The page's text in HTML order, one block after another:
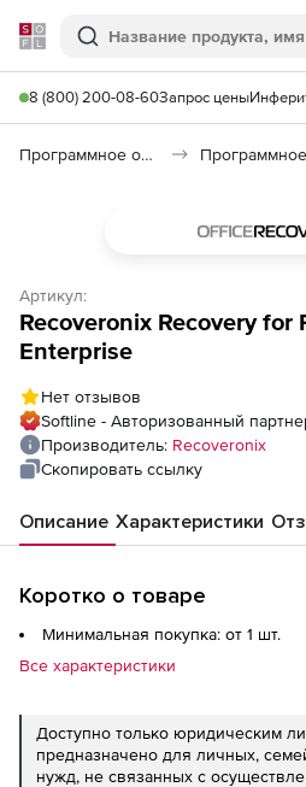
Softline
Поиск
8 (800) 200-08-60Запрос цены
Программное обеспечение для работы с файлами и дисками
Артикул:
Recoveronix Recovery for
Enterprise
Нет отзывов
Softline - Авторизованный
Производитель: Recoveronix
Скопировать ссылку
Описание Характеристики
Коротко о товаре
Минимальная покупка: от 1 шт.
Все характеристики
Доступно только юридическим
предназначено для личных,
нужд, не связанных с